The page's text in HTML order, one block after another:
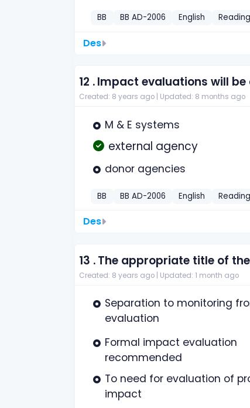
BB BB AD-2006 English
Des
12 .Impact evaluations will
Created: 8 years ago | Updated: 8 months ago
M & E systems
external agency
donor agencies
BB BB AD-2006 English
Des
13 .The appropriate title of
Created: 8 years ago | Updated: 1 month ago
Separation to monitoring
evaluation
Formal impact evaluation
recommended
To need for evaluation of
impact